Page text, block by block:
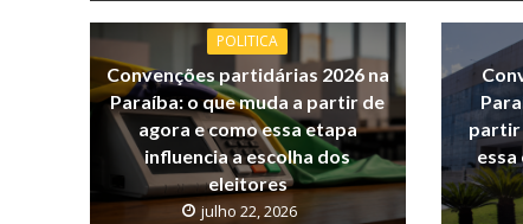
POLITICA
Convenções partidárias 2026 na
Paraíba: o que muda a partir de
agora e como essa etapa
influencia a escolha dos
eleitores
julho 22, 2026
partir
essa